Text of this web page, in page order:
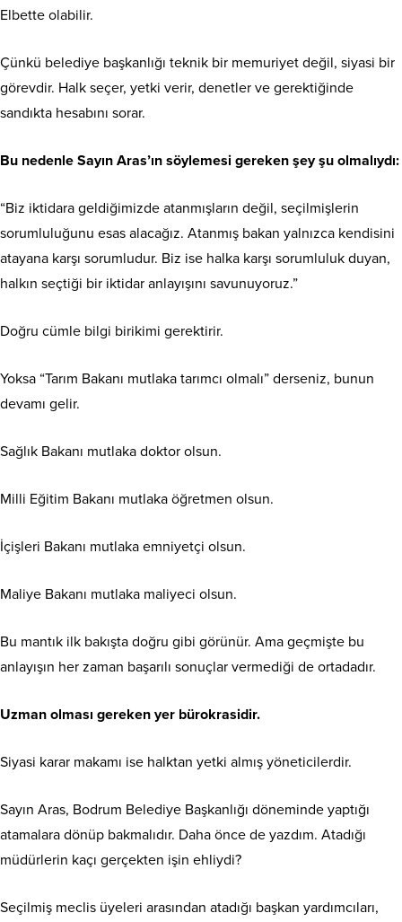
Elbette olabilir.
Çünkü belediye başkanlığı teknik bir memuriyet değil, siyasi bir
görevdir. Halk seçer, yetki verir, denetler ve gerektiğinde
sandıkta hesabını sorar.
Bu nedenle Sayın Aras’ın söylemesi gereken şey şu olmalıydı:
“Biz iktidara geldiğimizde atanmışların değil, seçilmişlerin
sorumluluğunu esas alacağız. Atanmış bakan yalnızca kendisini
atayana karşı sorumludur. Biz ise halka karşı sorumluluk duyan,
halkın seçtiği bir iktidar anlayışını savunuyoruz.”
Doğru cümle bilgi birikimi gerektirir.
Yoksa “Tarım Bakanı mutlaka tarımcı olmalı” derseniz, bunun
devamı gelir.
Sağlık Bakanı mutlaka doktor olsun.
Milli Eğitim Bakanı mutlaka öğretmen olsun.
İçişleri Bakanı mutlaka emniyetçi olsun.
Maliye Bakanı mutlaka maliyeci olsun.
Bu mantık ilk bakışta doğru gibi görünür. Ama geçmişte bu
anlayışın her zaman başarılı sonuçlar vermediği de ortadadır.
Uzman olması gereken yer bürokrasidir.
Siyasi karar makamı ise halktan yetki almış yöneticilerdir.
Sayın Aras, Bodrum Belediye Başkanlığı döneminde yaptığı
atamalara dönüp bakmalıdır. Daha önce de yazdım. Atadığı
müdürlerin kaçı gerçekten işin ehliydi?
Seçilmiş meclis üyeleri arasından atadığı başkan yardımcıları,